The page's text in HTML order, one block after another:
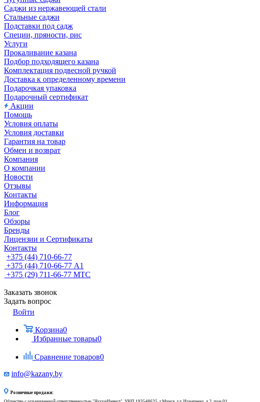
Саджи из нержавеющей стали
Стальные саджи
Подставки под садж
Специи, пряности, рис
Услуги
Прокаливание казана
Подбор подходящего казана
Комплектация подвесной ручкой
Доставка к определенному времени
Подарочкая упаковка
Подарочный сертификат
Акции
Помощь
Условия оплаты
Условия доставки
Гарантия на товар
Обмен и возврат
Компания
О компании
Новости
Отзывы
Контакты
Информация
Блог
Обзоры
Бренды
Лицензии и Сертификаты
Контакты
+375 (44) 710-66-77
+375 (44) 710-66-77 А1
+375 (29) 711-66-77 МТС
Заказать звонок
Задать вопрос
Войти
Корзина0
Избранные товары0
Сравнение товаров0
info@kazany.by
Розничные продажи: